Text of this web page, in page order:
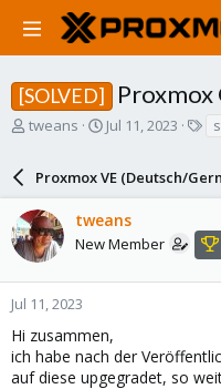
[SOLVED] Proxmox
T
a
d
s
t
a
r
e
r
tweans
S
r
t
d
a
e
Jul 11, 2023
s
Proxmox VE (Deutsch/
tweans
New Member
Jul 11, 2023
Hi zusammen,
ich habe nach der
auf diese upgegradet, so